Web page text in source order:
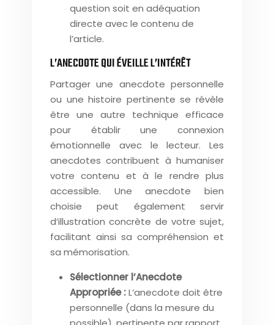
question soit en adéquation
directe avec le contenu de
l’article.
L’ANECDOTE QUI ÉVEILLE L’INTÉRÊT
Partager une anecdote personnelle
ou une histoire pertinente se révèle
être une autre technique efficace
pour établir une connexion
émotionnelle avec le lecteur. Les
anecdotes contribuent à humaniser
votre contenu et à le rendre plus
accessible. Une anecdote bien
choisie peut également servir
d’illustration concrète de votre sujet,
facilitant ainsi sa compréhension et
sa mémorisation.
Sélectionner l’Anecdote
Appropriée :L’anecdote doit être
personnelle (dans la mesure du